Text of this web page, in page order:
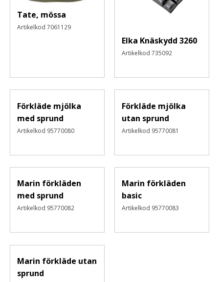
Tate, mössa
Artikelkod 7061129
Elka Knäskydd 3260
Artikelkod 735092
Förkläde mjölka
med sprund
Artikelkod 95770080
Förkläde mjölka
utan sprund
Artikelkod 95770081
Marin förkläden
med sprund
Artikelkod 95770082
Marin förkläden
basic
Artikelkod 95770083
Marin förkläde utan
sprund